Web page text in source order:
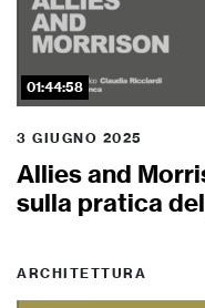
01:44:58
3 GIUGNO 2025
Allies and
sulla pratica
ARCHITETTURA